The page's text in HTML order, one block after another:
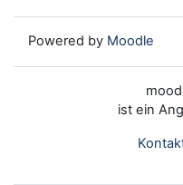
Powered by Moodle
ist ein